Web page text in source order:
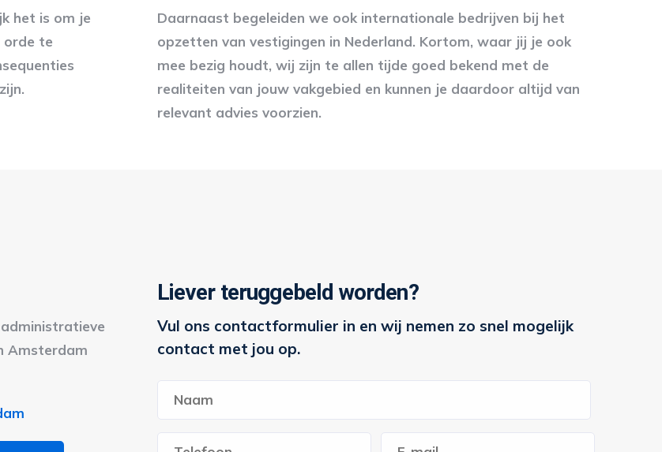
het is om je
orde te
Daarnaast begeleiden we ook internationale bedrijven bij het
opzetten van vestigingen in Nederland. Kortom, waar jij je ook
mee bezig houdt, wij zijn te allen tijde goed bekend met de
realiteiten van jouw vakgebied en kunnen je daardoor altijd van
relevant advies voorzien.
Amsterdam
Liever teruggebeld worden?
Vul ons contactformulier in en wij nemen zo snel mogelijk
contact met jou op.
Voornaam
Telefoon